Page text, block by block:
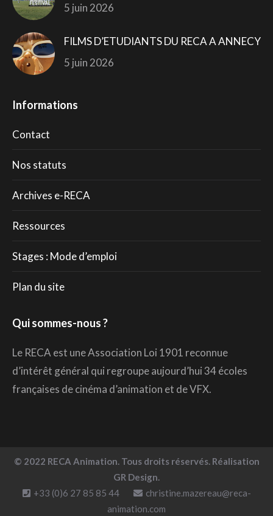
5 juin 2026
FILMS D’ETUDIANTS DU RECA A ANNECY
5 juin 2026
Informations
Contact
Nos statuts
Archives e-RECA
Ressources
Stages : Mode d’emploi
Plan du site
Qui sommes-nous ?
Le RECA est une Association Loi 1901 reconnue
d’intérêt général qui regroupe aujourd’hui 34 écoles
françaises de cinéma d’animation et de VFX.
© 2022 RECA Animation. Tous droits réservés. Réalisation
GR Design.
+33 (0)6 27 85 85 44
christine.mazereau@reca-
animation.com